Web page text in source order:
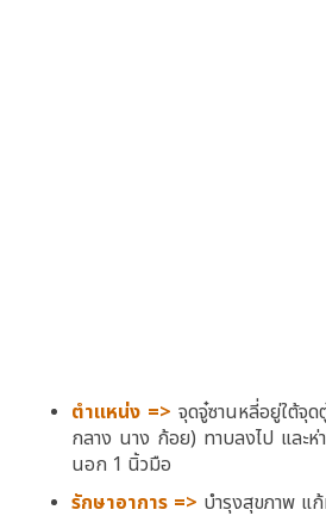
ตำแหน่ง => จุดจู๋ซานหลี่อยู่ใต้จุ
กลาง นาง ก้อย) ทาบลงไป และห่
นอก 1 นิ้วมือ
รักษาอาการ => บำรุงสุขภาพ แก้